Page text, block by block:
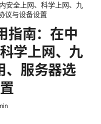
安全上网、科学上网、九
议与设备设置
指南：在中
学上网、九
、服务器选